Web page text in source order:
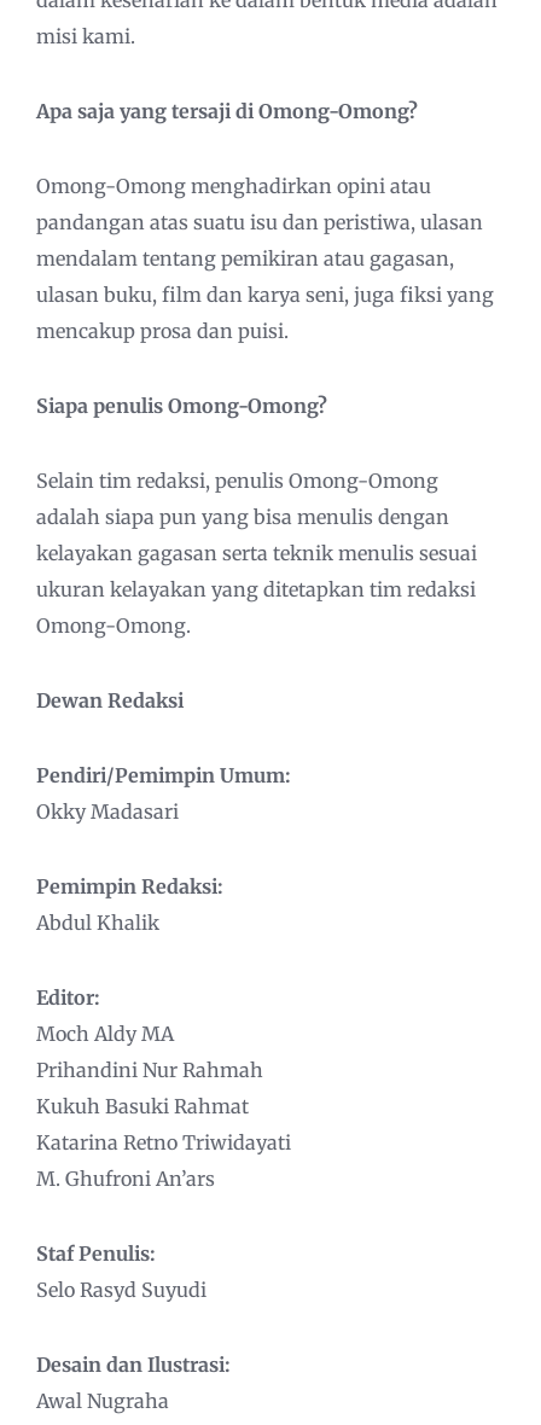
misi kami.
Apa saja yang tersaji di Omong-Omong?
Omong-Omong menghadirkan opini atau
pandangan atas suatu isu dan peristiwa, ulasan
mendalam tentang pemikiran atau gagasan,
ulasan buku, film dan karya seni, juga fiksi yang
mencakup prosa dan puisi.
Siapa penulis Omong-Omong?
Selain tim redaksi, penulis Omong-Omong
adalah siapa pun yang bisa menulis dengan
kelayakan gagasan serta teknik menulis sesuai
ukuran kelayakan yang ditetapkan tim redaksi
Omong-Omong.
Dewan Redaksi
Pendiri/Pemimpin Umum:
Okky Madasari
Pemimpin Redaksi:
Abdul Khalik
Editor:
Moch Aldy MA
Prihandini Nur Rahmah
Kukuh Basuki Rahmat
Katarina Retno Triwidayati
M. Ghufroni An’ars
Staf Penulis:
Selo Rasyd Suyudi
Desain dan Ilustrasi:
Awal Nugraha